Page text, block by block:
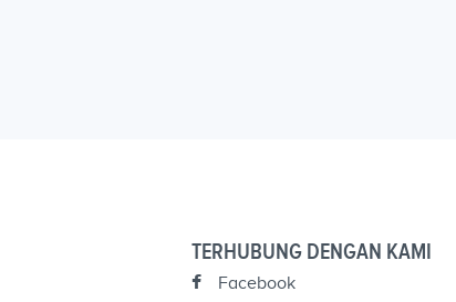
TERHUBUNG DENGAN KAMI
Facebook